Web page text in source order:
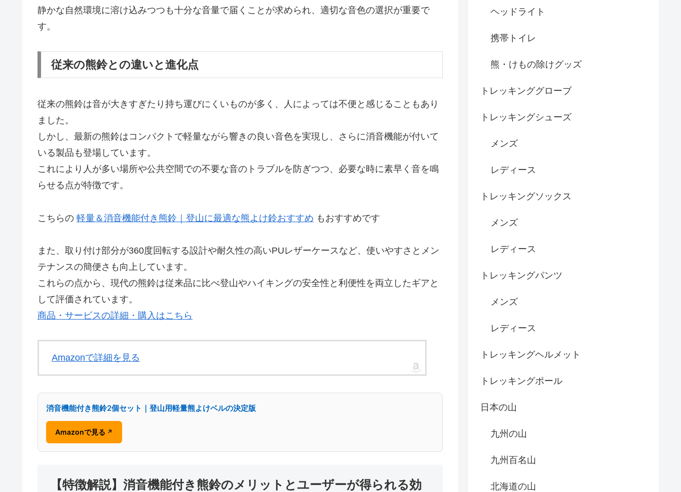
静かな自然環境に溶け込みつつも十分な音量で届くことが求められ、適切な音色の選択が重要で
す。
従来の熊鈴との違いと進化点
従来の熊鈴は音が大きすぎたり持ち運びにくいものが多く、人によっては不便と感じることもあり
ました。
しかし、最新の熊鈴はコンパクトで軽量ながら響きの良い音色を実現し、さらに消音機能が付いて
いる製品も登場しています。
これにより人が多い場所や公共空間での不要な音のトラブルを防ぎつつ、必要な時に素早く音を鳴
らせる点が特徴です。
こちらの 軽量＆消音機能付き熊鈴｜登山に最適な熊よけ鈴おすすめ もおすすめです
また、取り付け部分が360度回転する設計や耐久性の高いPUレザーケースなど、使いやすさとメン
テナンスの簡便さも向上しています。
これらの点から、現代の熊鈴は従来品に比べ登山やハイキングの安全性と利便性を両立したギアと
して評価されています。
商品・サービスの詳細・購入はこちら
Amazonで詳細を見る
消音機能付き熊鈴2個セット｜登山用軽量熊よけベルの決定版
Amazonで見る ↗
【特徴解説】消音機能付き熊鈴のメリットとユーザーが得られる効
ヘッドライト
携帯トイレ
熊・けもの除けグッズ
トレッキンググローブ
トレッキングシューズ
メンズ
レディース
トレッキングソックス
メンズ
レディース
トレッキングパンツ
メンズ
レディース
トレッキングヘルメット
トレッキングポール
日本の山
九州の山
九州百名山
北海道の山